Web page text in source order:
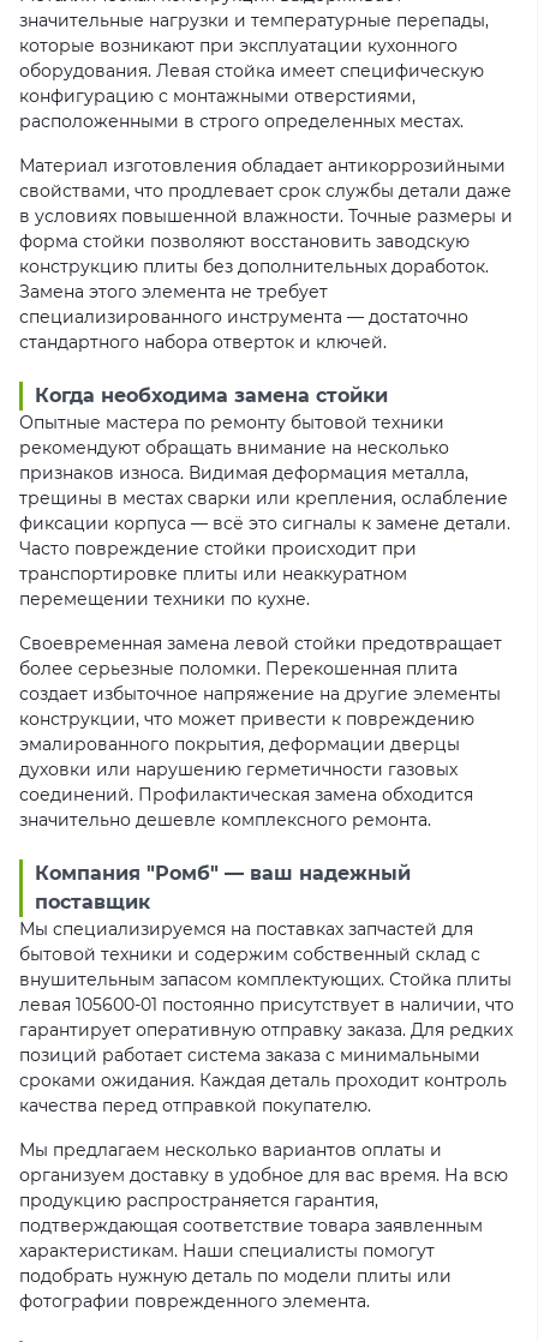
значительные нагрузки и температурные перепады,
которые возникают при эксплуатации кухонного
оборудования. Левая стойка имеет специфическую
конфигурацию с монтажными отверстиями,
расположенными в строго определенных местах.
Материал изготовления обладает антикоррозийными
свойствами, что продлевает срок службы детали даже
в условиях повышенной влажности. Точные размеры и
форма стойки позволяют восстановить заводскую
конструкцию плиты без дополнительных доработок.
Замена этого элемента не требует
специализированного инструмента — достаточно
стандартного набора отверток и ключей.
Когда необходима замена стойки
Опытные мастера по ремонту бытовой техники
рекомендуют обращать внимание на несколько
признаков износа. Видимая деформация металла,
трещины в местах сварки или крепления, ослабление
фиксации корпуса — всё это сигналы к замене детали.
Часто повреждение стойки происходит при
транспортировке плиты или неаккуратном
перемещении техники по кухне.
Своевременная замена левой стойки предотвращает
более серьезные поломки. Перекошенная плита
создает избыточное напряжение на другие элементы
конструкции, что может привести к повреждению
эмалированного покрытия, деформации дверцы
духовки или нарушению герметичности газовых
соединений. Профилактическая замена обходится
значительно дешевле комплексного ремонта.
Компания "Ромб" — ваш надежный
поставщик
Мы специализируемся на поставках запчастей для
бытовой техники и содержим собственный склад с
внушительным запасом комплектующих. Стойка плиты
левая 105600-01 постоянно присутствует в наличии, что
гарантирует оперативную отправку заказа. Для редких
позиций работает система заказа с минимальными
сроками ожидания. Каждая деталь проходит контроль
качества перед отправкой покупателю.
Мы предлагаем несколько вариантов оплаты и
организуем доставку в удобное для вас время. На всю
продукцию распространяется гарантия,
подтверждающая соответствие товара заявленным
характеристикам. Наши специалисты помогут
подобрать нужную деталь по модели плиты или
фотографии поврежденного элемента.